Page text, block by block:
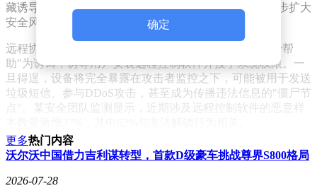
藏诱导链接，引导用户安装不明驱动或应用程序，进一步扩大
安全风险。
远程协助解锁服务成为新的犯罪温床。不法分子以"免费帮
助"为诱饵，诱导用户安装远程控制软件并授予系统权限。一
旦得逞，设备将完全暴露在攻击者监控之下，可能被用于发送
垃圾短信、参与DDoS攻击，甚至成为传播违法信息的"僵尸节
点"。某安全团队监测显示，近期涉及远程控制软件的恶意样
安全专家指出，真正的风险不在于刷机行为本身，而在于使用
非官方渠道获取的系统镜像、来路不明的工具软件以及不规范
的操作流程。部分用户为追求所谓"个性化体验"，忽视设备安
确定
更多热门内容
沃尔沃中国借力吉利谋转型，首款D级豪车挑战尊界S800格局
2026-07-28